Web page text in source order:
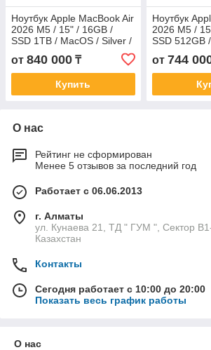
Ноутбук Apple MacBook Air
2026 M5 / 15" / 16GB /
SSD 1TB / MacOS / Silver /
от 840 000 ₸
Купить
Ноутбук
2026 M5 /
SSD 512GB
от 744
О нас
Рейтинг не сформирован
Менее 5 отзывов за последний год
Работает с 06.06.2013
г. Алматы
ул. Кунаева 21, ТД " ГУМ ", Сектор
Казахстан
Контакты
Сегодня работает с 10:00 до 20:00
Показать весь график работы
О нас